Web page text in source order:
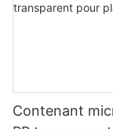
Contenant